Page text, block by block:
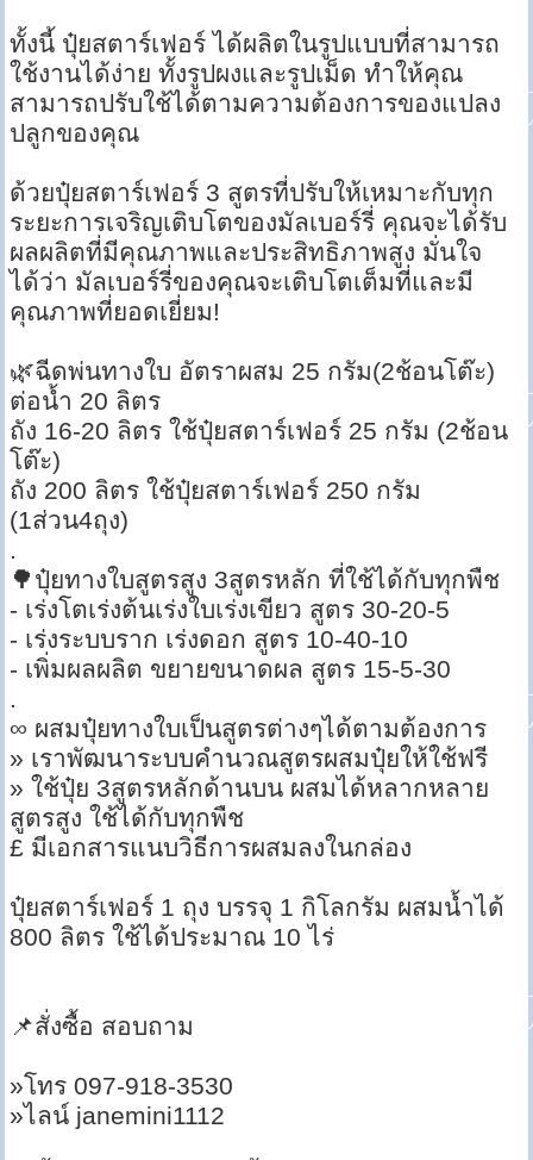
ทั้งนี้ ปุ๋ยสตาร์เฟอร์ ได้ผลิตในรูปแบบที่สามารถ
ใช้งานได้ง่าย ทั้งรูปผงและรูปเม็ด ทำให้คุณ
สามารถปรับใช้ได้ตามความต้องการของแปลง
ปลูกของคุณ
ด้วยปุ๋ยสตาร์เฟอร์ 3 สูตรที่ปรับให้เหมาะกับทุก
ระยะการเจริญเติบโตของมัลเบอร์รี่ คุณจะได้รับ
ผลผลิตที่มีคุณภาพและประสิทธิภาพสูง มั่นใจ
ได้ว่า มัลเบอร์รี่ของคุณจะเติบโตเต็มที่และมี
คุณภาพที่ยอดเยี่ยม!
🌿ฉีดพ่นทางใบ อัตราผสม 25 กรัม(2ช้อนโต๊ะ)
ต่อน้ำ 20 ลิตร
ถัง 16-20 ลิตร ใช้ปุ๋ยสตาร์เฟอร์ 25 กรัม (2ช้อน
โต๊ะ)
ถัง 200 ลิตร ใช้ปุ๋ยสตาร์เฟอร์ 250 กรัม
(1ส่วน4ถุง)
.
🌳ปุ๋ยทางใบสูตรสูง 3สูตรหลัก ที่ใช้ได้กับทุกพืช
- เร่งโตเร่งต้นเร่งใบเร่งเขียว สูตร 30-20-5
- เร่งระบบราก เร่งดอก สูตร 10-40-10
- เพิ่มผลผลิต ขยายขนาดผล สูตร 15-5-30
.
∞ ผสมปุ๋ยทางใบเป็นสูตรต่างๆได้ตามต้องการ
» เราพัฒนาระบบคำนวณสูตรผสมปุ๋ยให้ใช้ฟรี
» ใช้ปุ๋ย 3สูตรหลักด้านบน ผสมได้หลากหลาย
สูตรสูง ใช้ได้กับทุกพืช
£ มีเอกสารแนบวิธีการผสมลงในกล่อง
ปุ๋ยสตาร์เฟอร์ 1 ถุง บรรจุ 1 กิโลกรัม ผสมน้ำได้
800 ลิตร ใช้ได้ประมาณ 10 ไร่
📌สั่งซื้อ สอบถาม
»โทร 097-918-3530
»ไลน์ janemini1112